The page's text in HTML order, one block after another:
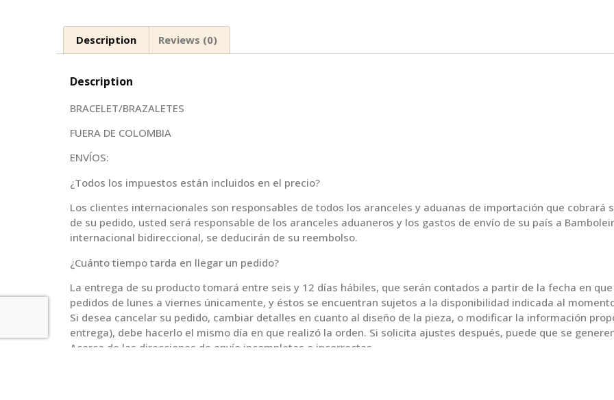
Description Reviews (0)
Description
BRACELET/BRAZALETES
FUERA DE COLOMBIA
ENVÍOS:
¿Todos los impuestos están incluidos en el precio?
Los clientes internacionales son responsables de todos los aranceles y aduanas de importación que cobrará
de su pedido, usted será responsable de los aranceles aduaneros y los gastos de envío de su país a
internacional bidireccional, se deducirán de su reembolso.
¿Cuánto tiempo tarda en llegar un pedido?
La entrega de su producto tomará entre seis y 12 días hábiles, que serán contados a partir de la fecha en
pedidos de lunes a viernes únicamente, y éstos se encuentran sujetos a la disponibilidad indicada al
Si desea cancelar su pedido, cambiar detalles en cuanto al diseño de la pieza, o modificar la información
entrega), debe hacerlo el mismo día en que realizó la orden. Si solicita ajustes después, puede que se
Acerca de las direcciones de envío incompletas o incorrectas